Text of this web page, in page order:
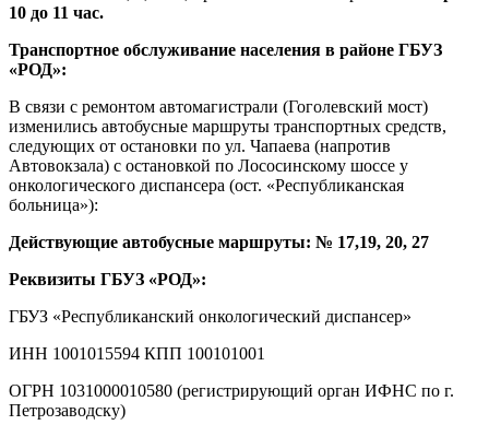
10 до 11 час.
Транспортное обслуживание населения в районе ГБУЗ
«РОД»:
В связи с ремонтом автомагистрали (Гоголевский мост)
изменились автобусные маршруты транспортных средств,
следующих от остановки по ул. Чапаева (напротив
Автовокзала) с остановкой по Лососинскому шоссе у
онкологического диспансера (ост. «Республиканская
больница»):
Действующие автобусные маршруты: № 17,19, 20, 27
Реквизиты ГБУЗ «РОД»:
ГБУЗ «Республиканский онкологический диспансер»
ИНН 1001015594 КПП 100101001
ОГРН 1031000010580 (регистрирующий орган ИФНС по г.
Петрозаводску)